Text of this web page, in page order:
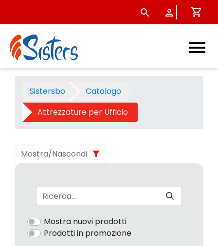
Attrezzature per Ufficio -
Sistersbo
Catalogo
Attrezzature per Ufficio
Mostra/Nascondi
Barra di ricerca
Mostra nuovi prodotti
Prodotti in promozione